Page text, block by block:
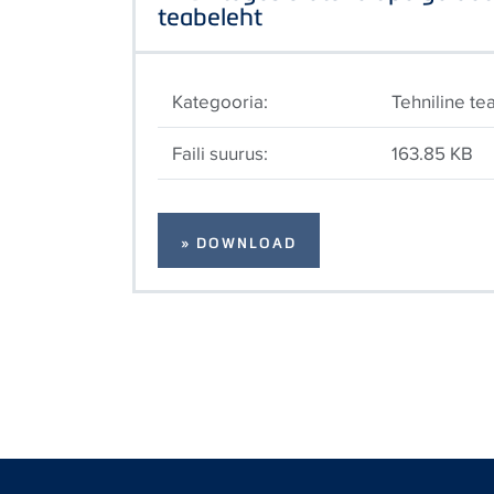
teabeleht
Kategooria:
Tehniline
Faili suurus:
163.85 KB
» DOWNLOAD